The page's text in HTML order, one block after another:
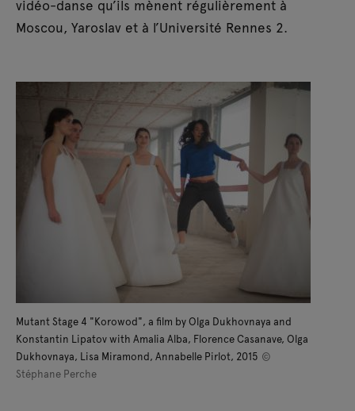
vidéo-danse qu’ils mènent régulièrement à
Moscou, Yaroslav et à l’Université Rennes 2.
Mutant Stage 4 "Korowod", a film by Olga Dukhovnaya and
Konstantin Lipatov with Amalia Alba, Florence Casanave, Olga
Dukhovnaya, Lisa Miramond, Annabelle Pirlot, 2015 ©
Stéphane Perche